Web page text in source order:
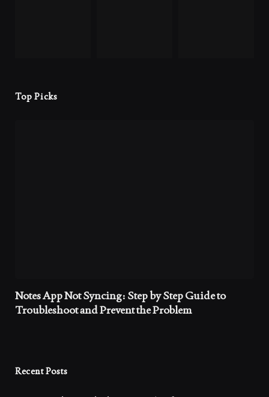
Top Picks
Notes App Not Syncing: Step by Step Guide to
Troubleshoot and Prevent the Problem
Recent Posts